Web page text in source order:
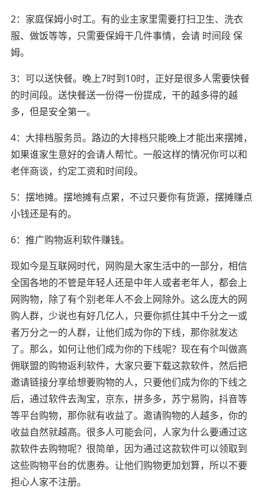
2：家庭保姆小时工。有的业主家里需要打扫卫生、洗衣
服、做饭等等，只需要保姆干几件事情，会请 时间段 保
姆。
3：可以送快餐。晚上7时到10时，正好是很多人需要快餐
的时间段。送快餐送一份得一份提成，干的越多得的越
多，但是安全第一。
4：大排档服务员。路边的大排档只能晚上才能出来摆摊，
如果谁家生意好的会请人帮忙。一般这样的情况你可以和
老伴商谈，约定工资和时间段。
5：摆地摊。摆地摊有点累，不过只要你有货源，摆摊赚点
小钱还是有的。
6：推广购物返利软件赚钱。
现如今是互联网时代，网购是大家生活中的一部分，相信
全国各地的不管是年轻人还是中年人或者老年人，都会上
网购物，除了有个别老年人不会上网除外。这么庞大的网
购人群，少说也有好几亿人，只要你抓住其中千分之一或
者万分之一的人群，让他们成为你的下线，那你就发达
了。那么，如何让他们成为你的下线呢？现在有个叫做高
佣联盟的购物返利软件，大家只要下载这款软件，然后把
邀请链接分享给想要购物的人，只要他们成为你的下线之
后，通过软件去淘宝，京东，拼多多，苏宁易购，抖音等
等平台购物，那你就有收益了。邀请购物的人越多，你的
收益自然就越高。很多人可能会问，人家为什么要通过这
款软件去购物呢？很简单，因为通过这款软件可以领取到
这些购物平台的优惠券。让他们购物更加划算，所以不要
担心人家不注册。